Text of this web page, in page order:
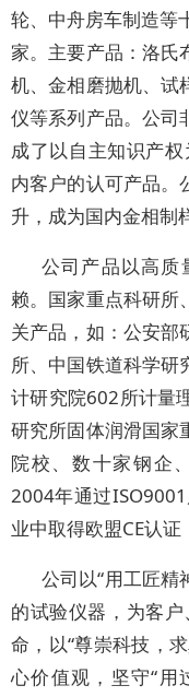
轮、中舟房车制造等
家。主要产品：洛氏
机、金相磨抛机、试
仪等系列产品。公司
成了以自主知识产
内客户的认可产品。
升，成为国内金相制
公司产品以高质
赖。国家重点科研所
关产品，如：公安部
所、中国铁道科学研
计研究院602所计量
研究所固体润滑国家
院校、数十家钢企
2004年通过
业中取得欧盟CE认证
公司以“用工匠精
的试验仪器，为客
命，以“尊崇科技，
心价值观，坚守“用